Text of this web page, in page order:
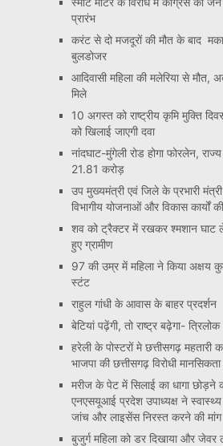
प्रारंभ
करंट से दो मजदूरों की मौत के बाद
बुलडोजर
आदिवासी महिला की मलेरिया से
मिले
10 अगस्त को राष्ट्रीय कृमि मुक्ति
को खिलाई जाएगी दवा
नांदघाट-मुंगेली रोड होगा फोरलेन,
21.81 करोड़
उप मुख्यमंत्री एवं जिले के प्रभारी
विभागीय योजनाओं और विकास कार्यों
शव को ट्रैक्टर में रखकर श्मशान घाट
हुए ग्रामीण
97 की उम्र में महिला ने किया अक्षय
स्टंट
राहुल गांधी के आवास के बाहर प्रदर्शन
बेटियां पढ़ेंगी, तो राष्ट्र बढ़ेगा- त्रिलोक
हरेली के पोस्टरों मे छत्तीसगढ़ महतारी
भाजपा की छत्तीसगढ़ विरोधी
मरीज के पेट में सिलाई का धागा छोड़ने
एनएसयूआई प्रदेश उपाध्यक्ष ने स्वास्थ्य
जांच और लाइसेंस निरस्त करने की मांग
बुजुर्ग महिला को डर दिखाया और जेवर